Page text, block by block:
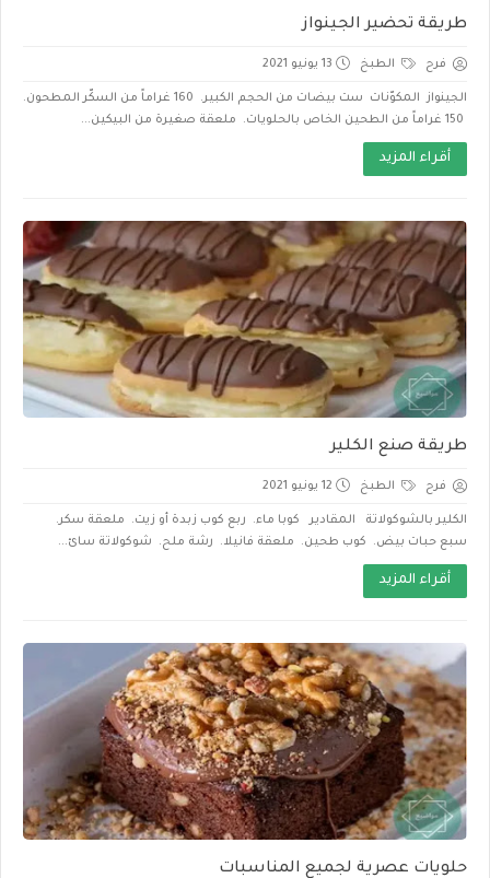
طريقة تحضير الجينواز
فرح الطبخ 13 يونيو 2021
الجينواز المكوّنات ست بيضات من الحجم الكبير. 160 غراماً من السكّر المطحون.
أقراء المزيد
طريقة صنع الكلير
فرح الطبخ 12 يونيو 2021
الكلير بالشوكولاتة المقادير كوبا ماء. ربع كوب زبدة أو زيت. ملعقة سكر.
سبع حبات بيض. كوب طحين. ملعقة فانيلا. رشة ملح. شوكولاتة سائ...
أقراء المزيد
حلويات عصرية لجميع المناسبات